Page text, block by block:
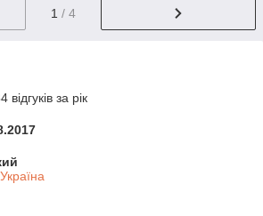
1 / 4
за рік